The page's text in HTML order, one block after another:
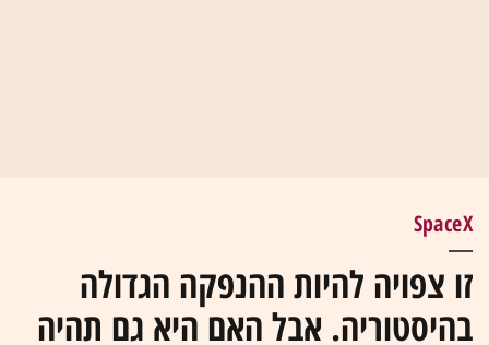
SpaceX
זו צפויה להיות ההנפקה הגדולה
בהיסטוריה. אבל האם היא גם תהיה